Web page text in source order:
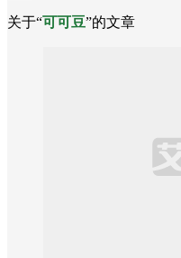
关于“可可豆”的文章